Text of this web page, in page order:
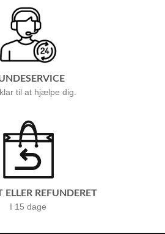
til at hjælpe dig.
ELLER REFUNDERET
I 15 dage